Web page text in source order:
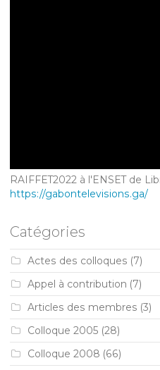
RAIFFET2022 à l'ENSET de
https://gabontelevisions.ga/
Catégories
Actes des colloques (7)
Appel à contribution (7)
Articles des membres (3)
Colloque 2005 (28)
Colloque 2008 (66)